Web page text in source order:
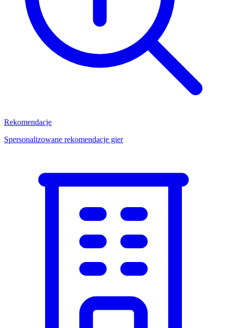
Rekomendacje
Spersonalizowane rekomendacje gier